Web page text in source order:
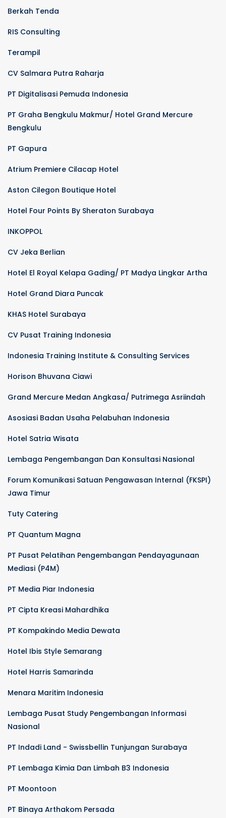
Berkah Tenda
RIS Consulting
Terampil
CV Salmara Putra Raharja
PT Digitalisasi Pemuda Indonesia
PT Graha Bengkulu Makmur/ Hotel Grand Mercure
Bengkulu
PT Gapura
Atrium Premiere Cilacap Hotel
Aston Cilegon Boutique Hotel
Hotel Four Points By Sheraton Surabaya
INKOPPOL
CV Jeka Berlian
Hotel El Royal Kelapa Gading/ PT Madya Lingkar Artha
Hotel Grand Diara Puncak
KHAS Hotel Surabaya
CV Pusat Training Indonesia
Indonesia Training Institute & Consulting Services
Horison Bhuvana Ciawi
Grand Mercure Medan Angkasa/ Putrimega Asriindah
Asosiasi Badan Usaha Pelabuhan Indonesia
Hotel Satria Wisata
Lembaga Pengembangan Dan Konsultasi Nasional
Forum Komunikasi Satuan Pengawasan Internal (FKSPI)
Jawa Timur
Tuty Catering
PT Quantum Magna
PT Pusat Pelatihan Pengembangan Pendayagunaan
Mediasi (P4M)
PT Media Piar Indonesia
PT Cipta Kreasi Mahardhika
PT Kompakindo Media Dewata
Hotel Ibis Style Semarang
Hotel Harris Samarinda
Menara Maritim Indonesia
Lembaga Pusat Study Pengembangan Informasi
Nasional
PT Indadi Land - Swissbellin Tunjungan Surabaya
PT Lembaga Kimia Dan Limbah B3 Indonesia
PT Moontoon
PT Binaya Arthakom Persada